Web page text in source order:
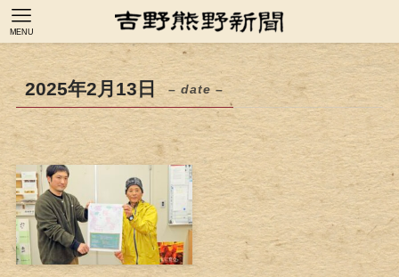
MENU
2025年2月13日 – date –